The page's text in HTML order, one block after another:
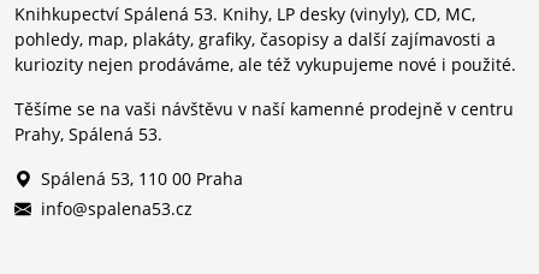
Knihkupectví Spálená 53. Knihy, LP desky (vinyly), CD, MC,
pohledy, map, plakáty, grafiky, časopisy a další zajímavosti a
kuriozity nejen prodáváme, ale též vykupujeme nové i použité.
Těšíme se na vaši návštěvu v naší kamenné prodejně v centru
Prahy, Spálená 53.
Spálená 53, 110 00 Praha
info@spalena53.cz